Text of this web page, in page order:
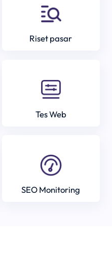
Riset pasar
Tes Web
SEO Monitoring